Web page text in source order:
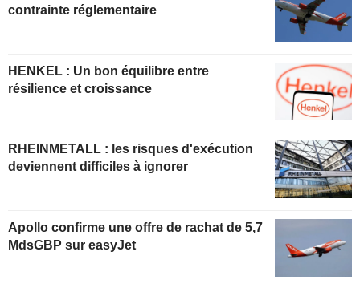
contrainte réglementaire
HENKEL : Un bon équilibre entre
résilience et croissance
RHEINMETALL : les risques d'exécution
deviennent difficiles à ignorer
Apollo confirme une offre de rachat de 5,7
MdsGBP sur easyJet